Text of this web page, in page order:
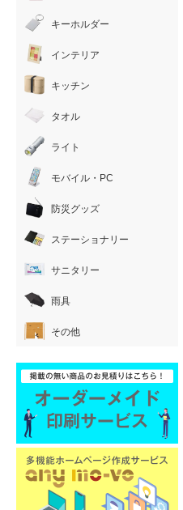
キーホルダー
インテリア
キッチン
タオル
ライト
モバイル・PC
防災グッズ
ステーショナリー
サニタリー
雨具
その他